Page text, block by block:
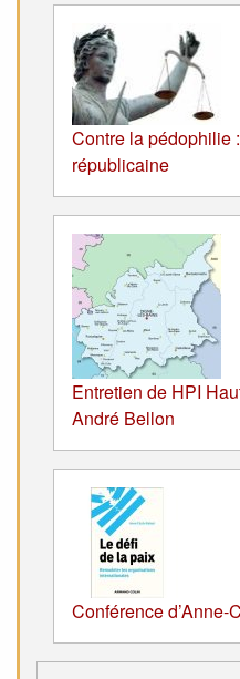
Contre la pédophilie
républicaine
Entretien de HPI
André Bellon
Conférence